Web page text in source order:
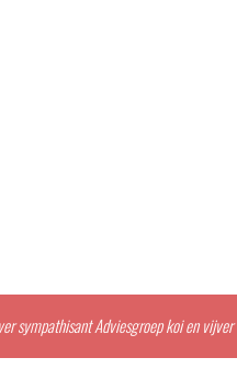
sympathisant Adviesgroep koi en vijver